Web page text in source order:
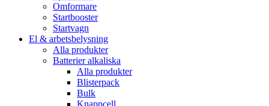
Omformare
Startbooster
Startvagn
El & arbetsbelysning
Alla produkter
Batterier alkaliska
Alla produkter
Blisterpack
Bulk
Knappcell